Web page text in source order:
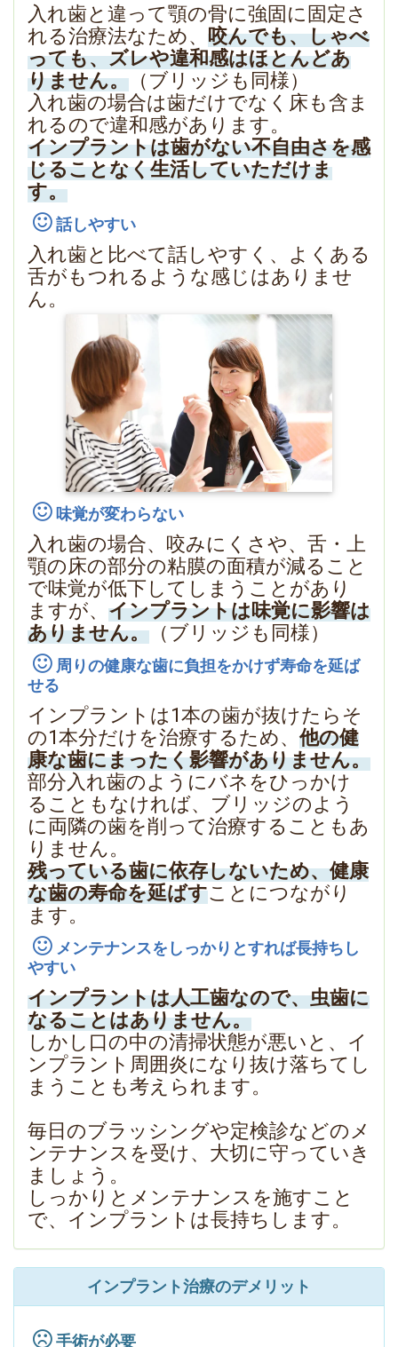
入れ歯と違って顎の骨に強固に固定さ
れる治療法なため、 咬んでも、しゃべ
っても、ズレや違和感はほとんどあ
りません。 （ブリッジも同様）
入れ歯の場合は歯だけでなく床も含ま
れるので違和感があります。
インプラントは歯がない不自由さを感
じることなく生活していただけま
す。
話しやすい
入れ歯と比べて話しやすく、よくある
舌がもつれるような感じはありませ
ん。
味覚が変わらない
入れ歯の場合、咬みにくさや、舌・上
顎の床の部分の粘膜の面積が減ること
で味覚が低下してしまうことがあり
ますが、 インプラントは味覚に影響は
ありません。 （ブリッジも同様）
周りの健康な歯に負担をかけず寿命を延ば
せる
インプラントは1本の歯が抜けたらそ
の1本分だけを治療するため、 他の健
康な歯にまったく影響がありません。
部分入れ歯のようにバネをひっかけ
ることもなければ、ブリッジのよう
に両隣の歯を削って治療することもあ
りません。
残っている歯に依存しないため、健康
な歯の寿命を延ばすことにつながり
ます。
メンテナンスをしっかりとすれば長持ちし
やすい
インプラントは人工歯なので、虫歯に
なることはありません。
しかし口の中の清掃状態が悪いと、イ
ンプラント周囲炎になり抜け落ちてし
まうことも考えられます。
毎日のブラッシングや定検診などのメ
ンテナンスを受け、大切に守っていき
ましょう。
しっかりとメンテナンスを施すこと
で、インプラントは長持ちします。
インプラント治療のデメリット
手術が必要